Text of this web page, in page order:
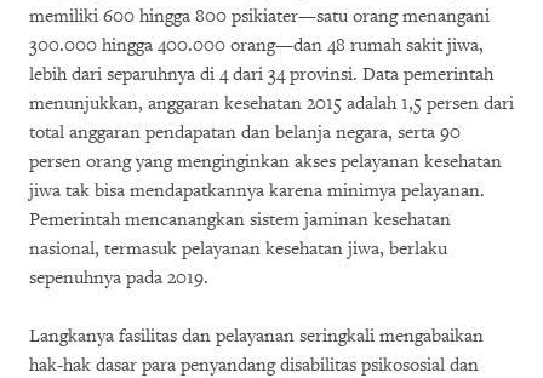
memiliki 600 hingga 800 psikiater—satu orang menangani
300.000 hingga 400.000 orang—dan 48 rumah sakit jiwa,
lebih dari separuhnya di 4 dari 34 provinsi. Data pemerintah
menunjukkan, anggaran kesehatan 2015 adalah 1,5 persen dari
total anggaran pendapatan dan belanja negara, serta 90
persen orang yang menginginkan akses pelayanan kesehatan
jiwa tak bisa mendapatkannya karena minimya pelayanan.
Pemerintah mencanangkan sistem jaminan kesehatan
nasional, termasuk pelayanan kesehatan jiwa, berlaku
sepenuhnya pada 2019.
Langkanya fasilitas dan pelayanan seringkali mengabaikan
hak-hak dasar para penyandang disabilitas psikososial dan